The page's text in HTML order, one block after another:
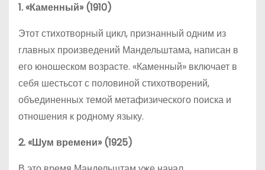
1. «Каменный» (1910)
Этот стихотворный цикл, признанный одним из
главных произведений Мандельштама, написан в
его юношеском возрасте. «Каменный» включает в
себя шестьсот с половиной стихотворений,
объединенных темой метафизического поиска и
отношения к родному языку.
2. «Шум времени» (1925)